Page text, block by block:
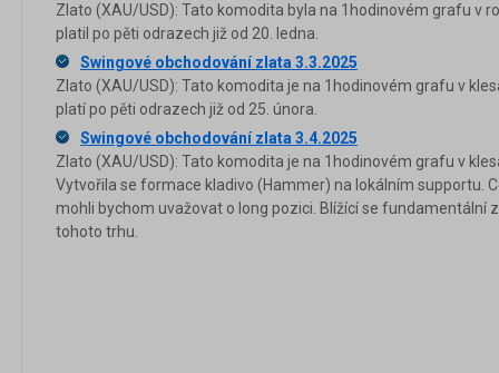
Zlato (XAU/USD): Tato komodita byla na 1hodinovém grafu v
platil po pěti odrazech již od 20. ledna.
Swingové obchodování zlata 3.3.2025
Zlato (XAU/USD): Tato komodita je na 1hodinovém grafu v
platí po pěti odrazech již od 25. února.
Swingové obchodování zlata 3.4.2025
Zlato (XAU/USD): Tato komodita je na 1hodinovém grafu v
Vytvořila se formace kladivo (Hammer) na lokálním supportu.
mohli bychom uvažovat o long pozici. Blížící se fundamentální
tohoto trhu.